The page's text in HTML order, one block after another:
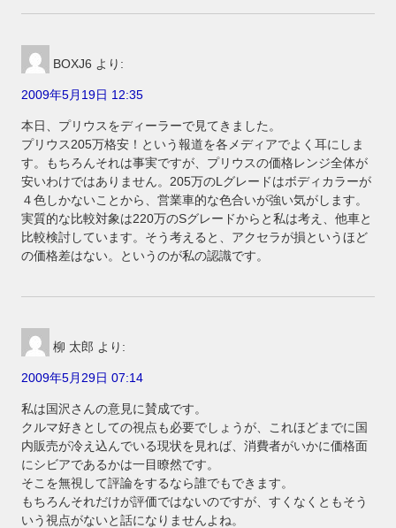
BOXJ6 より:
2009年5月19日 12:35
本日、プリウスをディーラーで見てきました。
プリウス205万格安！という報道を各メディアでよく耳にしま
す。もちろんそれは事実ですが、プリウスの価格レンジ全体が
安いわけではありません。205万のLグレードはボディカラーが
４色しかないことから、営業車的な色合いが強い気がします。
実質的な比較対象は220万のSグレードからと私は考え、他車と
比較検討しています。そう考えると、アクセラが損というほど
の価格差はない。というのが私の認識です。
柳 太郎 より:
2009年5月29日 07:14
私は国沢さんの意見に賛成です。
クルマ好きとしての視点も必要でしょうが、これほどまでに国
内販売が冷え込んでいる現状を見れば、消費者がいかに価格面
にシビアであるかは一目瞭然です。
そこを無視して評論をするなら誰でもできます。
もちろんそれだけが評価ではないのですが、すくなくともそう
いう視点がないと話になりませんよね。